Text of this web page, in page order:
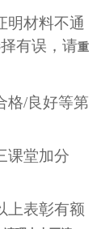
明材料不通
有误，请重
格/良好等第
课堂加分
上表彰有额